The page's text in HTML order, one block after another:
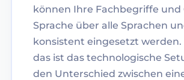
können Ihre Fachbegriffe und
Sprache über alle Sprachen
konsistent eingesetzt werden.
das ist das technologische
den Unterschied zwischen